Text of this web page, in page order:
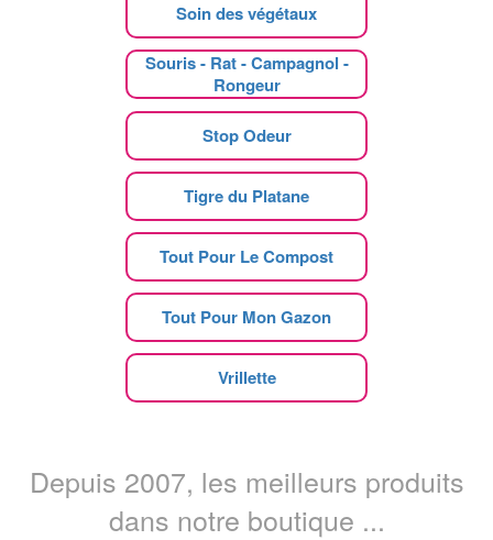
Soin des végétaux
Souris - Rat - Campagnol -
Rongeur
Stop Odeur
Tigre du Platane
Tout Pour Le Compost
Tout Pour Mon Gazon
Vrillette
Depuis 2007, les meilleurs produits
dans notre boutique ...